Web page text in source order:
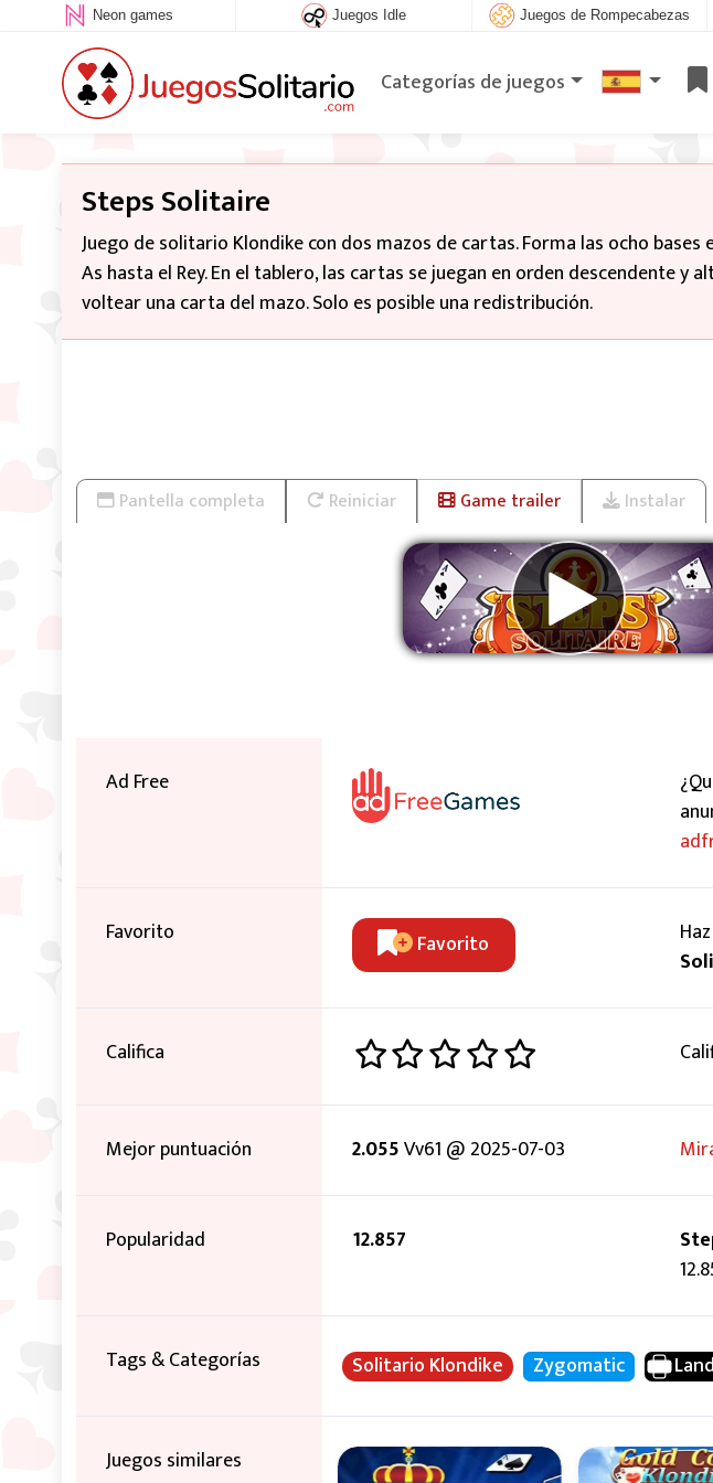
Neon games Juegos Idle Juegos de Rompecabezas
Categorías de juegos
Steps Solitaire
Juego de solitario Klondike con dos mazos de cartas. Forma las ocho
As hasta el Rey. En el tablero, las cartas se juegan en orden descendente y
voltear una carta del mazo. Solo es posible una redistribución.
Pantella completa Reiniciar Game trailer Instalar
Ad Free
Favorito Favorito
Califica
Mejor puntuación 2.055Vv61 @ 2025-07-03
Popularidad 12.857
Tags & Categorías Solitario Klondike Zygomatic
Juegos similares